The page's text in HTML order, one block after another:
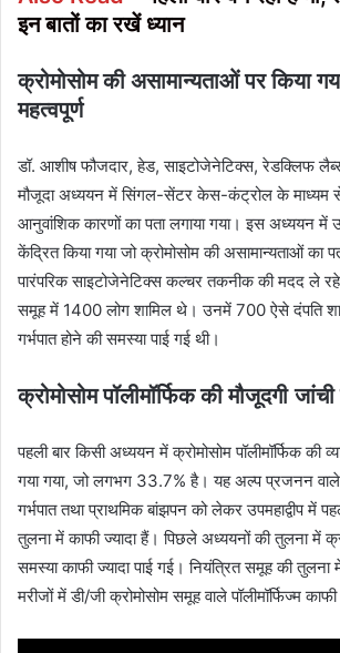
इन बातों का रखें ध्यान
क्रोमोसोम की असामान्यताओं पर किया
महत्वपूर्ण
डॉ. आशीष फौजदार, हेड, साइटोजेनेटिक्स, रेडक्लिफ
मौजूदा अध्ययन में सिंगल-सेंटर केस-कंट्रोल के माध्यम
आनुवांशिक कारणों का पता लगाया गया। इस अध्ययन में
केंद्रित किया गया जो क्रोमोसोम की असामान्यताओं का
पारंपरिक साइटोजेनेटिक्स कल्चर तकनीक की मदद ले
समूह में 1400 लोग शामिल थे। उनमें 700 ऐसे दंपति
गर्भपात होने की समस्या पाई गई थी।
क्रोमोसोम पॉलीमॉर्फिक की मौजूदगी
पहली बार किसी अध्ययन में क्रोमोसोम पॉलीमॉर्फिक की
गया गया, जो लगभग 33.7% है। यह अल्प प्रजनन वाले
गर्भपात तथा प्राथमिक बांझपन को लेकर उपमहाद्वीप में
तुलना में काफी ज्यादा हैं। पिछले अध्ययनों की तुलना में
समस्या काफी ज्यादा पाई गई। नियंत्रित समूह की
मरीजों में डी/जी क्रोमोसोम समूह वाले पॉलीमॉर्फिज्म